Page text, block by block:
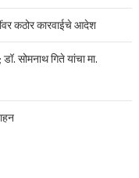
कठोर कारवाईचे आदेश
सोमनाथ गिते यांचा मा.